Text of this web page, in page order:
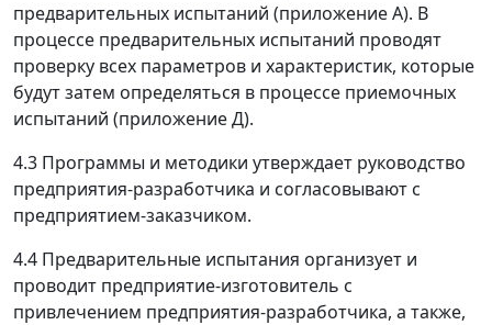
предварительных испытаний (приложение А). В
процессе предварительных испытаний проводят
проверку всех параметров и характеристик, которые
будут затем определяться в процессе приемочных
испытаний (приложение Д).
4.3 Программы и методики утверждает руководство
предприятия-разработчика и согласовывают с
предприятием-заказчиком.
4.4 Предварительные испытания организует и
проводит предприятие-изготовитель с
привлечением предприятия-разработчика, а также,